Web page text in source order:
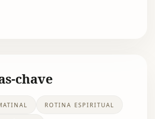
chave
ROTINA ESPIRITUAL